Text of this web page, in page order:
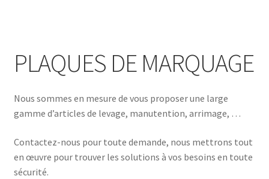
PARTENAIRES
PLAQUES DE MARQUAGE
Nous sommes en mesure de vous proposer une large
gamme d’articles de levage, manutention, arrimage, …
Contactez-nous pour toute demande, nous mettrons tout
en œuvre pour trouver les solutions à vos besoins en toute
sécurité.